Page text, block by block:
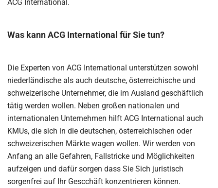
ACG International.
Was kann ACG International für Sie tun?
Die Experten von ACG International unterstützen sowohl
niederländische als auch deutsche, österreichische und
schweizerische Unternehmer, die im Ausland geschäftlich
tätig werden wollen. Neben großen nationalen und
internationalen Unternehmen hilft ACG International auch
KMUs, die sich in die deutschen, österreichischen oder
schweizerischen Märkte wagen wollen. Wir werden von
Anfang an alle Gefahren, Fallstricke und Möglichkeiten
aufzeigen und dafür sorgen dass Sie Sich juristisch
sorgenfrei auf Ihr Gescchäft konzentrieren können.